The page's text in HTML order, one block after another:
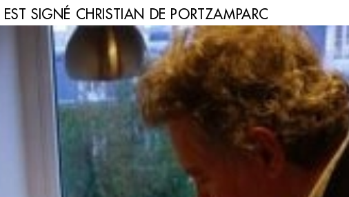
SIGNÉ CHRISTIAN DE PORTZAMPARC